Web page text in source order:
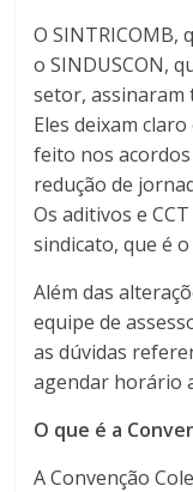
O
o SINDUSCON,
setor, assinaram
Eles deixam
feito nos
redução de
Os aditivos e
sindicato, que é
Além das
equipe de
as dúvidas
agendar horário
O que é a
A Convenção